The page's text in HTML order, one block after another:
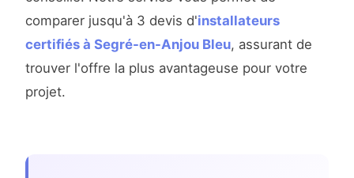
comparer jusqu'à 3 devis d'installateurs
certifiés à Segré-en-Anjou Bleu, assurant de
trouver l'offre la plus avantageuse pour votre
projet.